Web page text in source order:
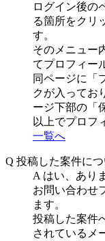
ログイン後の
る箇所をクリ
す。
そのメニュー
てプロフィー
同ページに「
クが入ってお
ージ下部の「
以上でプロフ
一覧へ
Q 投稿した案件に
A はい、あり
お問い合わせ
ます。
投稿した案件
されているメ